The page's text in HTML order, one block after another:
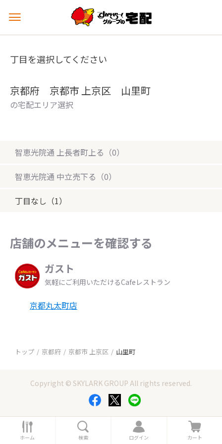
メ
ュ
を
丁目を選択してください
京都府 京都市 上京区 山里町
の宅配エリア選択
智恵光院通 上長者町上る（0）
智恵光院通 中立売下る（0）
丁目なし（1）
店舗のメニューを確認する
ガスト
気軽にご利用いただけるCafeレストラン
京都丸太町店
トップ 京都府 京都市 上京区 山里町
Copyright © SKYLARK GROUP All rights reserved.
ホ
ー
ホーム 索
検索
ロ
グ
ログイン
カ
ー
カート